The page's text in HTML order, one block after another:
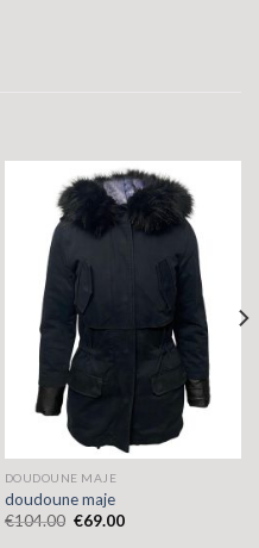
DOUDOUNE MAJE
doudoune maje
€104.00 €69.00